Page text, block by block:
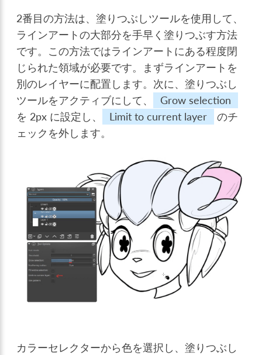
2番目の方法は、塗りつぶしツールを使用して、
ラインアートの大部分を手早く塗りつぶす方法
です。この方法ではラインアートにある程度閉
じられた領域が必要です。まずラインアートを
別のレイヤーに配置します。次に、塗りつぶし
ツールをアクティブにして、
Grow selection
を 2px に設定し、
Limit to current layer
のチ
ェックを外します。
カラーセレクターから色を選択し、塗りつぶし